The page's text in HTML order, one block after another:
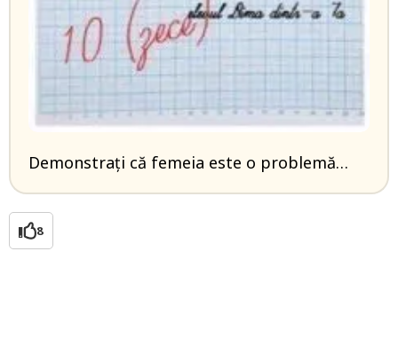
Demonstrați că femeia este o problemă…
8